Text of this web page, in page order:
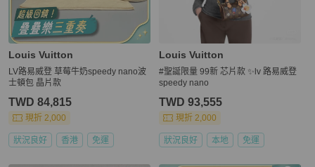
Louis Vuitton
LV路易威登 草莓牛奶speedy nano波
士頓包 晶片款
TWD 84,815
現折 2,000
狀況良好 香港 免運
Louis Vuitton
#聖誕限量 99新 芯片款 ✨lv 路易威登
speedy nano
TWD 93,555
現折 2,000
狀況良好 本地 免運